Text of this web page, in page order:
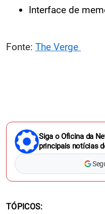
Interface de
Fonte: The Verge
Siga o Oficina da
principais notícias
TÓPICOS